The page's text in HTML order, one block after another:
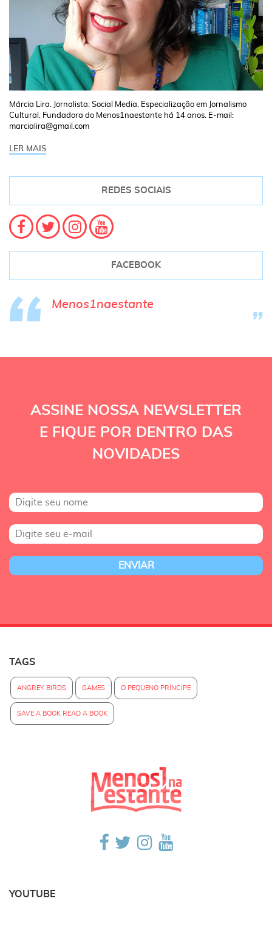
Márcia Lira. Jornalista. Social Media. Especialização em Jornalismo
Cultural. Fundadora do Menos1naestante há 14 anos. E-mail:
marcialira@gmail.com
LER MAIS
REDES SOCIAIS
FACEBOOK
Menos1naestante
ASSINE NOSSA NEWSLETTER
E FIQUE POR DENTRO DAS
NOVIDADES
TAGS
ANGREY BIRDS GAMES O PEQUENO PRÍNCIPE
SAVE A BOOK READ A BOOK
YOUTUBE